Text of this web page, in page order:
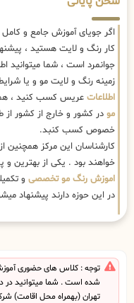
اگر جویای آموزش جامع و
کار رنگ و لایت هستید ،
جوانمرد است ، شما میتوانید
زمینه رنگ و لایت مو و یا
اطلاعات عریس کسب کنید ،
مو در کشور و خارج از کشور از
خصوص کسب کنبد.
خواهند بود . یکی از بهترین و
اموزش رنگ مو تخصصی
در این حوزه دارند پیشنهاد
توجه : کلاس های حضوری
شده است . شما میتوانید در
تهران (بهمراه محل اقامت)